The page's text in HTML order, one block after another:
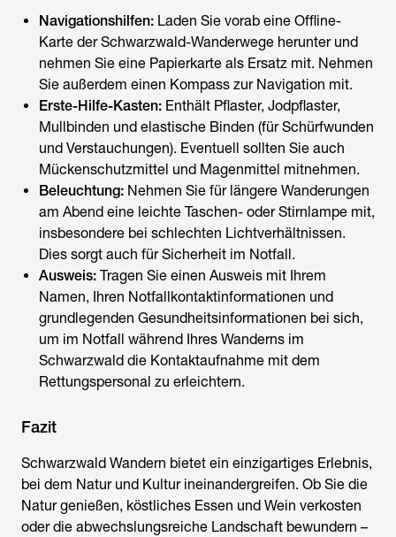
Navigationshilfen: Laden Sie vorab eine Offline-
Karte der Schwarzwald-Wanderwege herunter und
nehmen Sie eine Papierkarte als Ersatz mit. Nehmen
Sie außerdem einen Kompass zur Navigation mit.
Erste-Hilfe-Kasten: Enthält Pflaster, Jodpflaster,
Mullbinden und elastische Binden (für Schürfwunden
und Verstauchungen). Eventuell sollten Sie auch
Mückenschutzmittel und Magenmittel mitnehmen.
Beleuchtung: Nehmen Sie für längere Wanderungen
am Abend eine leichte Taschen- oder Stirnlampe mit,
insbesondere bei schlechten Lichtverhältnissen.
Dies sorgt auch für Sicherheit im Notfall.
Ausweis: Tragen Sie einen Ausweis mit Ihrem
Namen, Ihren Notfallkontaktinformationen und
grundlegenden Gesundheitsinformationen bei sich,
um im Notfall während Ihres Wanderns im
Schwarzwald die Kontaktaufnahme mit dem
Rettungspersonal zu erleichtern.
Fazit
Schwarzwald Wandern bietet ein einzigartiges Erlebnis,
bei dem Natur und Kultur ineinandergreifen. Ob Sie die
Natur genießen, köstliches Essen und Wein verkosten
oder die abwechslungsreiche Landschaft bewundern –